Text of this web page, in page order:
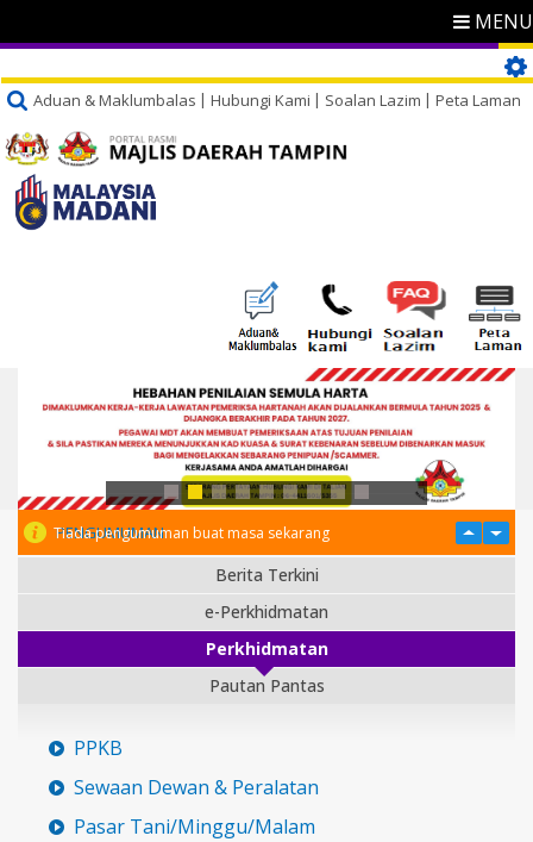
MENU
Aduan & Maklumbalas Hubungi Kami Soalan Lazim Peta Laman
PENGUMUMAN
Tiada pengumuman buat masa sekarang
Berita Terkini
e-Perkhidmatan
Perkhidmatan
Pautan Pantas
PPKB
Sewaan Dewan & Peralatan
Pasar Tani/Minggu/Malam